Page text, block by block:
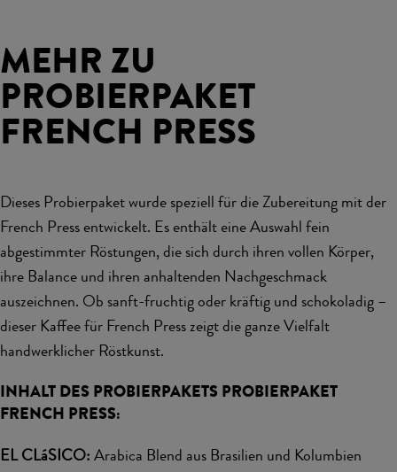
MEHR ZU
PROBIERPAKET
FRENCH PRESS
Dieses Probierpaket wurde speziell für die Zubereitung mit der
French Press entwickelt. Es enthält eine Auswahl fein
abgestimmter Röstungen, die sich durch ihren vollen Körper,
ihre Balance und ihren anhaltenden Nachgeschmack
auszeichnen. Ob sanft-fruchtig oder kräftig und schokoladig –
dieser Kaffee für French Press zeigt die ganze Vielfalt
handwerklicher Röstkunst.
INHALT DES PROBIERPAKETS PROBIERPAKET
FRENCH PRESS:
EL CLáSICO:Arabica Blend aus Brasilien und Kolumbien